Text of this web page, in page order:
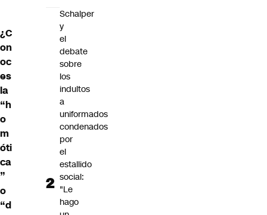
¿C
on
oc
es
la
“h
o
m
óti
ca
”
o
“d
Schalper
y
el
debate
sobre
los
indultos
a
uniformados
condenados
por
el
estallido
social:
"Le
hago